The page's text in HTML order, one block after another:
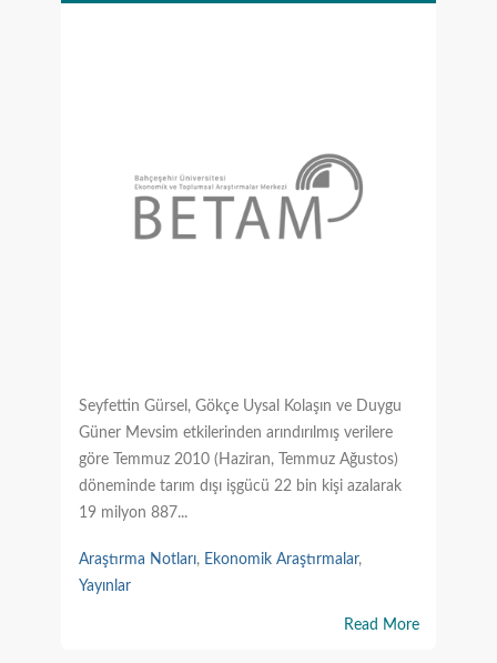
Seyfettin Gürsel, Gökçe Uysal Kolaşın ve Duygu
Güner Mevsim etkilerinden arındırılmış verilere
göre Temmuz 2010 (Haziran, Temmuz Ağustos)
döneminde tarım dışı işgücü 22 bin kişi azalarak
19 milyon 887...
Araştırma Notları, Ekonomik Araştırmalar,
Yayınlar
Read More